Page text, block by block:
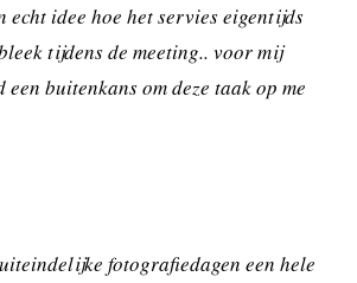
echt idee hoe het servies eigentijds
tijdens de meeting.. voor mij
een buitenkans om deze taak op me
fotografiedagen een hele